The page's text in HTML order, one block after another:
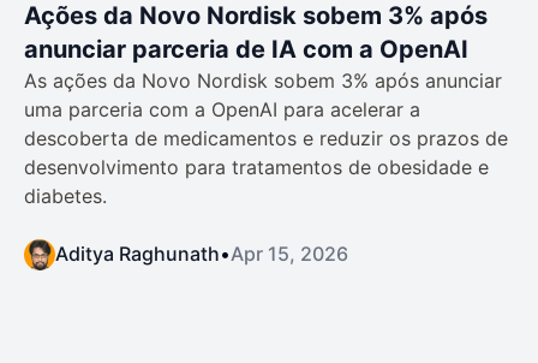
Ações da Novo Nordisk sobem 3% após
anunciar parceria de IA com a OpenAI
As ações da Novo Nordisk sobem 3% após anunciar
uma parceria com a OpenAI para acelerar a
descoberta de medicamentos e reduzir os prazos de
desenvolvimento para tratamentos de obesidade e
diabetes.
Aditya Raghunath•Apr 15, 2026